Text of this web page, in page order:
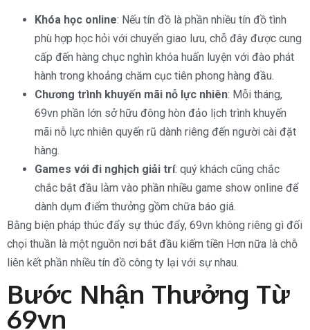
Khóa học online: Nếu tín đồ là phần nhiều tín đồ tình
phù hợp học hỏi với chuyển giao lưu, chỗ đây được cung
cấp đến hàng chục nghìn khóa huấn luyện với đào phát
hành trong khoảng chăm cục tiên phong hàng đầu.
Chương trình khuyến mãi nỗ lực nhiên: Mỗi tháng,
69vn phần lớn sở hữu đông hòn đảo lịch trình khuyến
mãi nỗ lực nhiên quyến rũ dành riêng đến người cài đặt
hàng.
Games với đi nghịch giải trí: quý khách cũng chắc
chắc bắt đầu làm vào phần nhiều game show online để
dành dụm điểm thưởng gồm chữa báo giá.
Bằng biện pháp thúc đẩy sự thúc đẩy, 69vn không riêng gì đối
chọi thuần là một nguồn nơi bắt đầu kiếm tiền Hơn nữa là chỗ
liên kết phần nhiều tín đồ công ty lại với sự nhau.
Bước Nhận Thưởng Từ
69vn